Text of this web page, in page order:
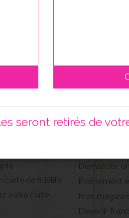
carte de fidélité
votre carte
Demander
Évènement
Nos
Devenir
seront retirés de